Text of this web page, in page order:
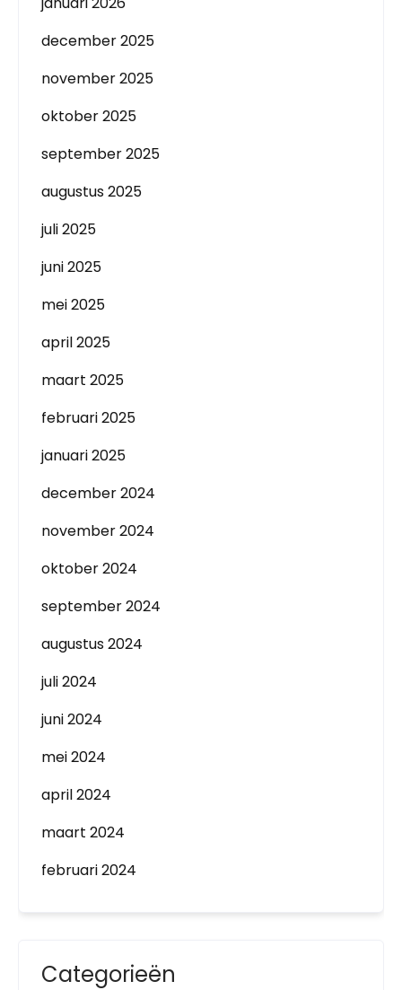
december 2025
november 2025
oktober 2025
september 2025
augustus 2025
juli 2025
juni 2025
mei 2025
april 2025
maart 2025
februari 2025
januari 2025
december 2024
november 2024
oktober 2024
september 2024
augustus 2024
juli 2024
juni 2024
mei 2024
april 2024
maart 2024
februari 2024
Categorieën